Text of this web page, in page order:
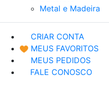
Metal e Madeira
CRIAR CONTA
MEUS FAVORITOS
MEUS PEDIDOS
FALE CONOSCO